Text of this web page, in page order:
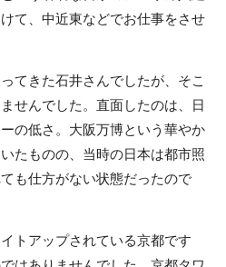
て、中近東などでお仕事をさせ
てきた石井さんでしたが、そこ
せんでした。直面したのは、日
の低さ。大阪万博という華やか
たものの、当時の日本は都市照
も仕方がない状態だったので
トアップされている京都です